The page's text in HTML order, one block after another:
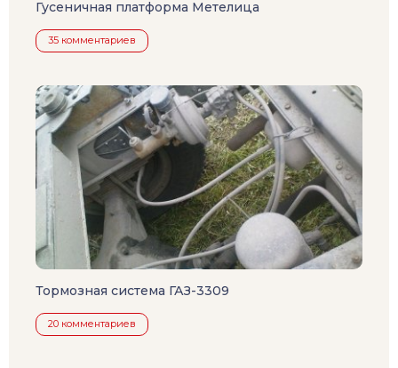
Гусеничная платформа Метелица
35 комментариев
Тормозная система ГАЗ-3309
20 комментариев